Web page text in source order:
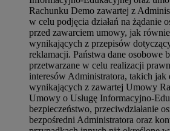
Rachunku Demo zawartej z
w celu podjęcia działań na żądanie
przed zawarciem umowy, jak
wynikających z przepisów
reklamacji. Państwa dane osobowe
przetwarzane w celu realizacji
interesów Administratora, takich jak
wynikających z zawartej Umowy
Umowy o Usługę Informacyjno-
bezpieczeństwo, przeciwdziałanie
bezpośredni Administratora oraz